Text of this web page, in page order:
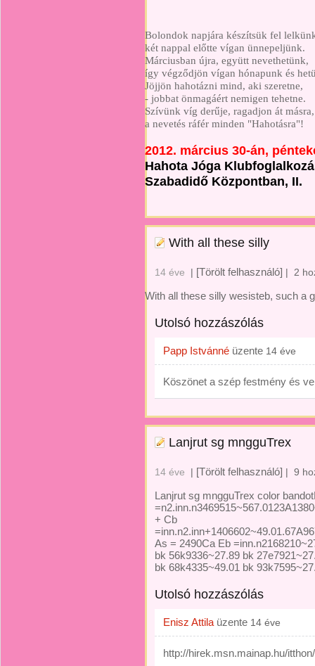
Bolondok napjára készítsük fel
két nappal előtte vígan ünnepeljünk.
Márciusban újra, együtt nevethetünk,
így végződjön vígan hónapunk és
Jöjjön hahotázni mind, aki szeretne,
- jobbat önmagáért nemigen tehetne.
Szívünk víg derűje, ragadjon át másra,
a nevetés ráfér minden "Hahotásra"!
2012. március 30-án,
Hahota Jóga
Szabadidő Központban, II.
With all these silly
14 éve | [Törölt felhasználó] | 2
With all these silly wesisteb, such a
Utolsó hozzászólás
Papp Istvánné üzente 14 éve
Köszönet a szép festmény és
Lanjrut sg mngguTrex
14 éve | [Törölt felhasználó] | 9
Lanjrut sg mngguTrex color
+ Cb
As = 2490Ca Eb
bk 56k9336~27.89 bk
bk 68k4335~49.01 bk
Utolsó hozzászólás
Enisz Attila üzente 14 éve
http://hirek.msn.mainap.hu/